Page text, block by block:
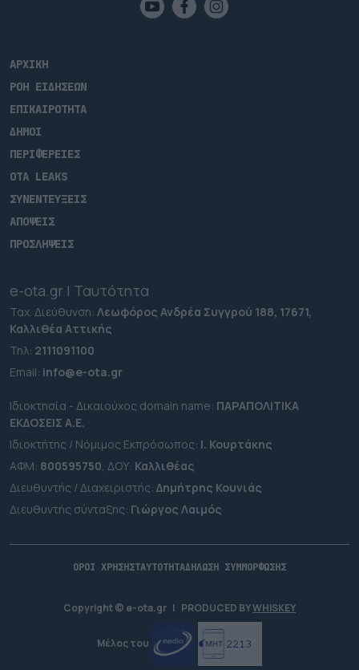
ΑΡΧΙΚΗ
ΡΟΗ ΕΙΔΗΣΕΩΝ
ΕΠΙΚΑΙΡΟΤΗΤΑ
ΔΗΜΟΙ
ΠΕΡΙΦΕΡΕΙΕΣ
OTA LEAKS
ΣΥΝΕΝΤΕΥΞΕΙΣ
ΑΠΟΨΕΙΣ
ΠΡΟΣΛΗΨΕΙΣ
e-ota.gr | Ταυτότητα
Ταχ. Διεύθυνση: Λεωφόρος Ανδρέα Συγγρού 188, 17671,
Καλλιθέα Αττικής
Τηλ: 2111091100
Εmail: info@e-ota.gr
Ιδιοκτησία - Δικαιούχος domain name: ΠΑΡΑΠΟΛΙΤΙΚΑ
ΕΚΔΟΣΕΙΣ A.E.
Ιδιοκτήτης / Νόμιμος Εκπρόσωπος: Ι. Κουρτάκης
ΑΦΜ: 800595750, ΔΟΥ: Καλλιθέας
Διευθυντής / Διαχειριστής: Δημήτρης Κουνιάς
Διευθυντής σύνταξης: Γιώργος Λαιμός
ΟΡΟΙ ΧΡΗΣΗΣΤΑΥΤΟΤΗΤΑΔΗΛΩΣΗ ΣΥΜΜΟΡΦΩΣΗΣ
Copyright © e-ota.gr | PRODUCED BYWHISKEY
Μέλος του